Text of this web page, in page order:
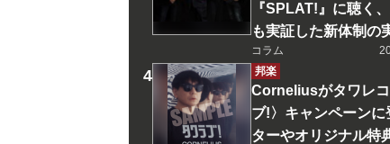
『SPLAT!』に聴く
も実証した新体制の
コラム
邦楽
Corneliusがタワレ
ブ!〉キャンペーン
ターやオリジナル特